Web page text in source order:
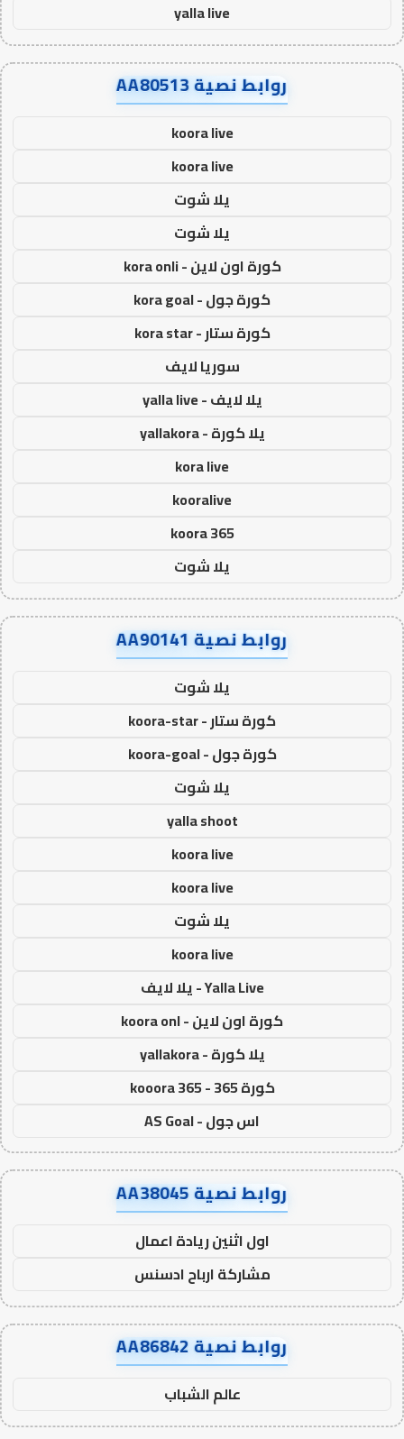
yalla live
روابط نصية AA80513
koora live
koora live
يلا شوت
يلا شوت
كورة اون لاين - kora onli
كورة جول - kora goal
كورة ستار - kora star
سوريا لايف
يلا لايف - yalla live
يلا كورة - yallakora
kora live
kooralive
koora 365
يلا شوت
روابط نصية AA90141
يلا شوت
كورة ستار - koora-star
كورة جول - koora-goal
يلا شوت
yalla shoot
koora live
koora live
يلا شوت
koora live
Yalla Live - يلا لايف
كورة اون لاين - koora onl
يلا كورة - yallakora
كورة 365 - kooora 365
اس جول - AS Goal
روابط نصية AA38045
اول اثنين ريادة اعمال
مشاركة ارباح ادسنس
روابط نصية AA86842
عالم الشباب